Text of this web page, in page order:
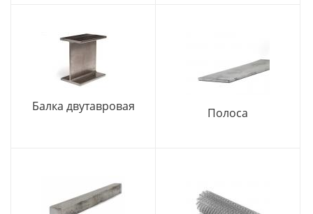
Балка двутавровая Полоса